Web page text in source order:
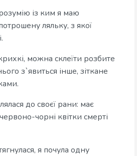
із ким я маю
ляльку, з якої
можна склеїти розбите
з`явиться інше, зіткане
до своєї рани: має
чорні квітки смерті
я почула одну